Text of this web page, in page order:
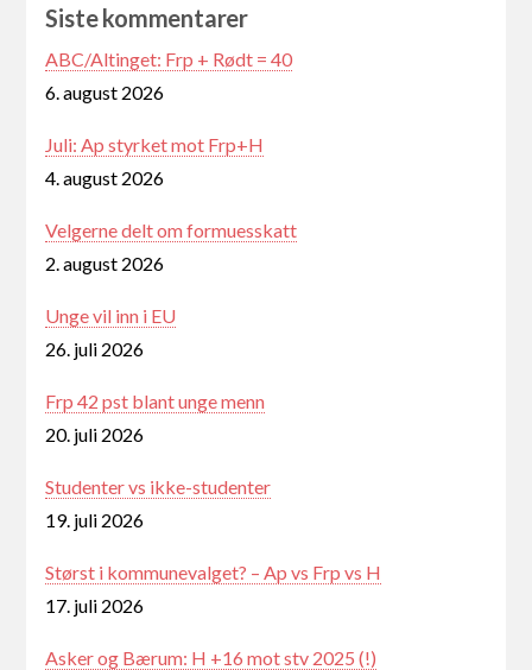
Siste kommentarer
ABC/Altinget: Frp + Rødt = 40
6. august 2026
Juli: Ap styrket mot Frp+H
4. august 2026
Velgerne delt om formuesskatt
2. august 2026
Unge vil inn i EU
26. juli 2026
Frp 42 pst blant unge menn
20. juli 2026
Studenter vs ikke-studenter
19. juli 2026
Størst i kommunevalget? – Ap vs Frp vs H
17. juli 2026
Asker og Bærum: H +16 mot stv 2025 (!)